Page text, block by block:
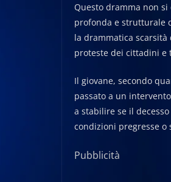
Questo dramma non
profonda e strutturale
la drammatica scarsità
proteste dei cittadini e
Il giovane, secondo
passato a un
a stabilire se il
condizioni pregresse
Pubblicità